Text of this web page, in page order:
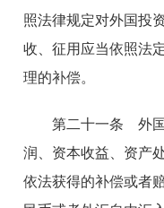
照法律规定对外国投
收、征用应当依照法
理的补偿。
第二十一条 外国
润、资本收益、资产
依法获得的补偿或者